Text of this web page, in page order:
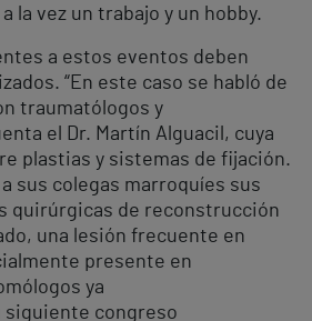
la vez un trabajo y un hobby.
a estos eventos deben
“En este caso se habló de
traumatólogos y
el Dr. Martín Alguacil, cuya
plastias y sistemas de fijación.
sus colegas marroquíes sus
quirúrgicas de reconstrucción
una lesión frecuente en
presente en
ya
siguiente congreso